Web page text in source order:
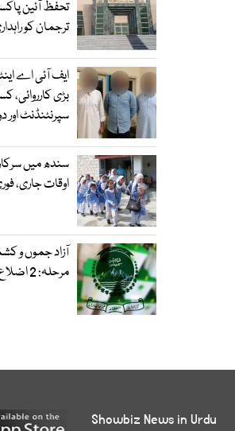
تحفظ آئین
ترجمان کو
ایف آئی اے
بڑی کارروائی،
سپرنٹنڈنٹ اور
سندھ میں
اوقات جاری،
آزاد جموں و
مرحلہ: 2 اضلاع میں پولنگ ملتوی
Showbiz News in Urdu